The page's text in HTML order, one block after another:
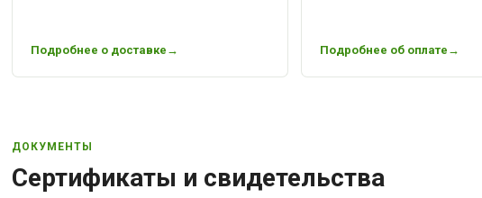
Подробнее о доставке Подробнее об оплате
ДОКУМЕНТЫ
Сертификаты и свидетельства